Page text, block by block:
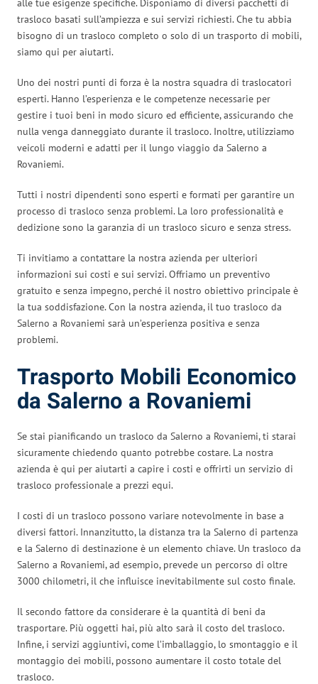
alle tue esigenze specifiche. Disponiamo di diversi pacchetti di
trasloco basati sull’ampiezza e sui servizi richiesti. Che tu abbia
bisogno di un trasloco completo o solo di un trasporto di mobili,
siamo qui per aiutarti.
Uno dei nostri punti di forza è la nostra squadra di traslocatori
esperti. Hanno l’esperienza e le competenze necessarie per
gestire i tuoi beni in modo sicuro ed efficiente, assicurando che
nulla venga danneggiato durante il trasloco. Inoltre, utilizziamo
veicoli moderni e adatti per il lungo viaggio da Salerno a
Rovaniemi.
Tutti i nostri dipendenti sono esperti e formati per garantire un
processo di trasloco senza problemi. La loro professionalità e
dedizione sono la garanzia di un trasloco sicuro e senza stress.
Ti invitiamo a contattare la nostra azienda per ulteriori
informazioni sui costi e sui servizi. Offriamo un preventivo
gratuito e senza impegno, perché il nostro obiettivo principale è
la tua soddisfazione. Con la nostra azienda, il tuo trasloco da
Salerno a Rovaniemi sarà un’esperienza positiva e senza
problemi.
Trasporto Mobili Economico
da Salerno a Rovaniemi
Se stai pianificando un trasloco da Salerno a Rovaniemi, ti starai
sicuramente chiedendo quanto potrebbe costare. La nostra
azienda è qui per aiutarti a capire i costi e offrirti un servizio di
trasloco professionale a prezzi equi.
I costi di un trasloco possono variare notevolmente in base a
diversi fattori. Innanzitutto, la distanza tra la Salerno di partenza
e la Salerno di destinazione è un elemento chiave. Un trasloco da
Salerno a Rovaniemi, ad esempio, prevede un percorso di oltre
3000 chilometri, il che influisce inevitabilmente sul costo finale.
Il secondo fattore da considerare è la quantità di beni da
trasportare. Più oggetti hai, più alto sarà il costo del trasloco.
Infine, i servizi aggiuntivi, come l’imballaggio, lo smontaggio e il
montaggio dei mobili, possono aumentare il costo totale del
trasloco.